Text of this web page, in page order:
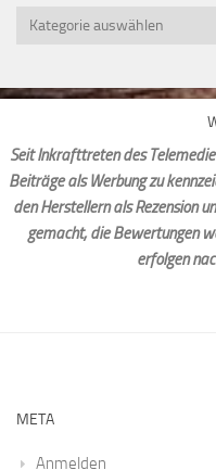
Kategorien
Seit Inkrafttreten des
Beiträge als Werbung zu
den Herstellern als Rezension
gemacht, die Bewertungen
erfolgen
META
Anmelden